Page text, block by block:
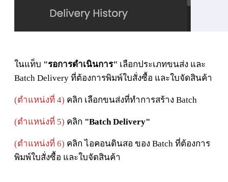
ในแท็บ "รอการดำเนินการ" เลือกประเภทขนส่ง และ
Batch Delivery ที่ต้องการพิมพ์ใบสั่งซื้อ และใบจัดสินค้า
(ตำแหน่งที่ 4) คลิก เลือกขนส่งที่ทำการสร้าง Batch
(ตำแหน่งที่ 5) คลิก "BatchDelivery"
(ตำแหน่งที่ 6) คลิก ไอคอนดินสอ ของ Batch ที่ต้องการ
พิมพ์ใบสั่งซื้อ และใบจัดสินค้า